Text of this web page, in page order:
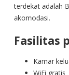
terdekat adalah
akomodasi.
Fasilitas
Kamar
WiFi gratis